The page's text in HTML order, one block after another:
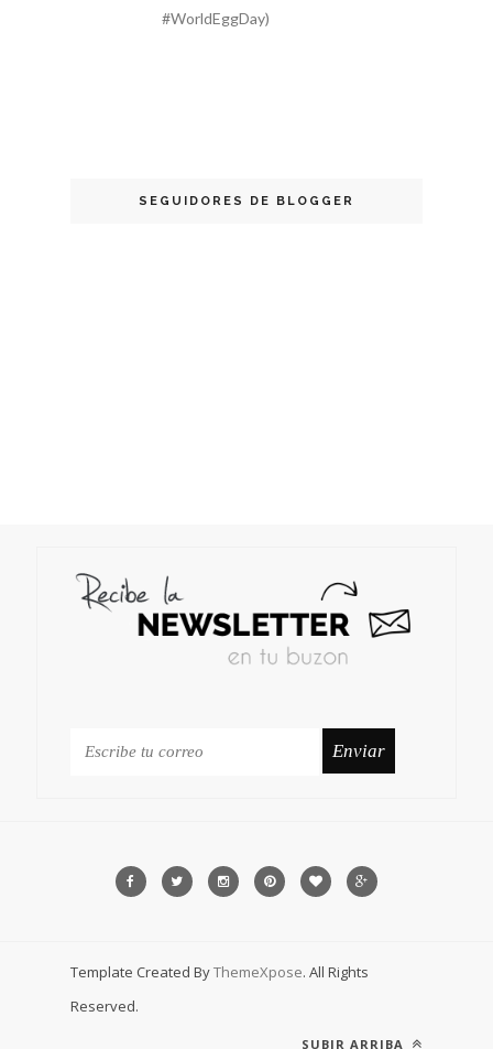
#WorldEggDay)
SEGUIDORES DE BLOGGER
Template Created ByThemeXpose. All Rights
Reserved.
SUBIR ARRIBA